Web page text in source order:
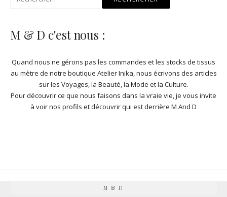
M & D c'est nous :
Quand nous ne gérons pas les commandes et les stocks de tissus
au mètre de notre boutique Atelier Inika, nous écrivons des articles
sur les Voyages, la Beauté, la Mode et la Culture.
Pour découvrir ce que nous faisons dans la vraie vie, je vous invite
à voir nos profils et découvrir qui est derrière M And D
M & D